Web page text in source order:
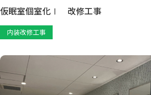
仮眠室個室化Ⅰ 改修工事
内装改修工事